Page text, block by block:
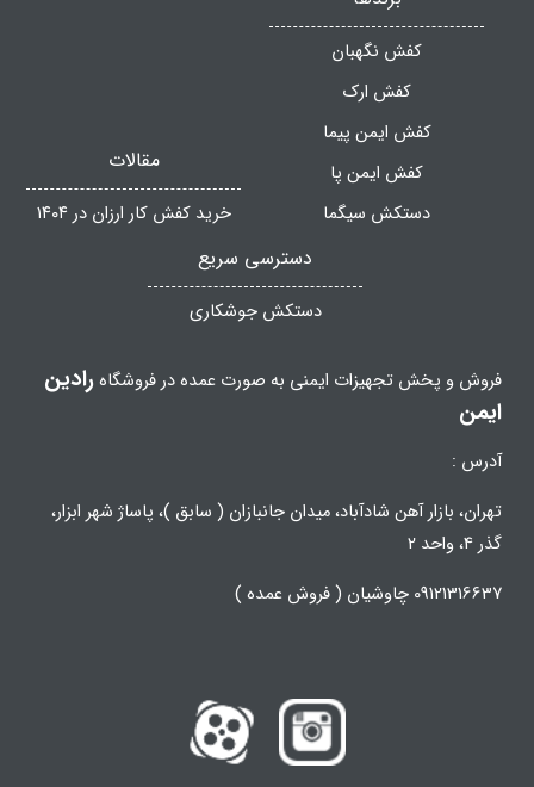
کفش نگهبان
کفش ارک
کفش ایمن پیما
کفش ایمن پا
دستکش سیگما
مقالات
خرید کفش کار ارزان در ۱۴۰۴
دسترسی سریع
دستکش جوشکاری
فروش و پخش تجهیزات ایمنی به صورت عمده در فروشگاهرادین
ایمن
آدرس :
تهران، بازار آهن شادآباد، میدان جانبازان ( سابق )، پاساژ شهر ابزار،
گذر 4، واحد 2
09121316637 چاوشیان ( فروش عمده )